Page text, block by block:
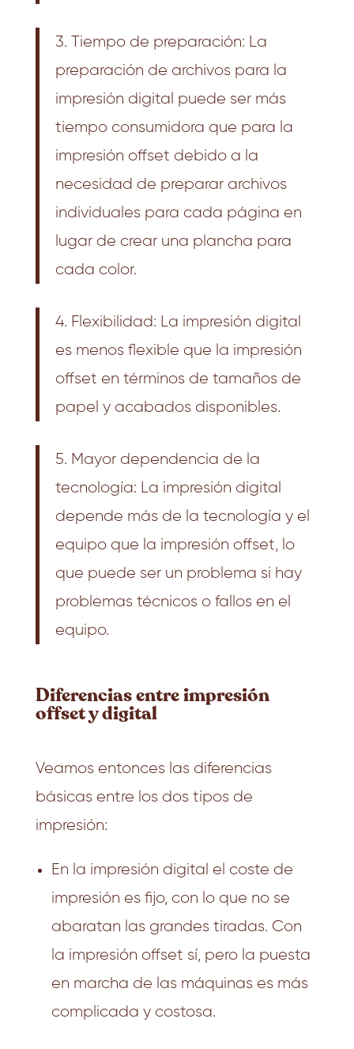
3. Tiempo de preparación: La
preparación de archivos para la
impresión digital puede ser más
tiempo consumidora que para la
impresión offset debido a la
necesidad de preparar archivos
individuales para cada página en
lugar de crear una plancha para
cada color.
4. Flexibilidad: La impresión digital
es menos flexible que la impresión
offset en términos de tamaños de
papel y acabados disponibles.
5. Mayor dependencia de la
tecnología: La impresión digital
depende más de la tecnología y el
equipo que la impresión offset, lo
que puede ser un problema si hay
problemas técnicos o fallos en el
equipo.
Diferencias entre impresión
offset y digital
Veamos entonces las diferencias
básicas entre los dos tipos de
impresión:
En la impresión digital el coste de
impresión es fijo, con lo que no se
abaratan las grandes tiradas. Con
la impresión offset sí, pero la puesta
en marcha de las máquinas es más
complicada y costosa.